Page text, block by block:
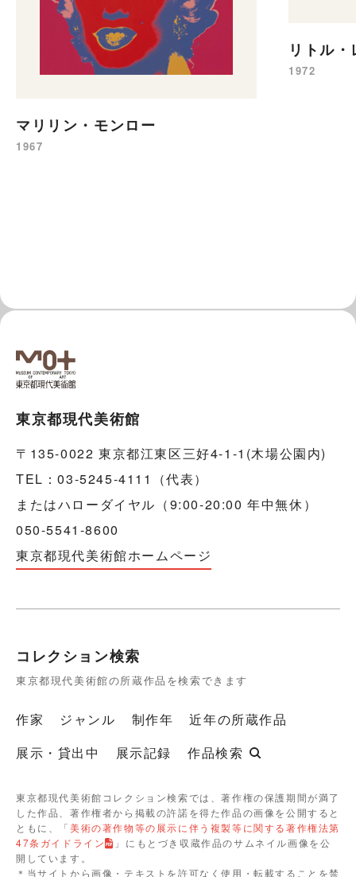
マリリン・モンロー
1967
リトル
1972
東京都現代美術館
〒135-0022 東京都江東区三好4-1-1(木場公園内)
TEL：03-5245-4111（代表）
またはハローダイヤル（9:00-20:00 年中無休）
050-5541-8600
東京都現代美術館ホームページ
コレクション検索
東京都現代美術館の所蔵作品を検索できます
作家 ジャンル 制作年
近年の所蔵作品
展示・貸出中
展示記録 作品検索
東京都現代美術館コレクション検索では、著作権の保護期間が満了
した作品、著作権者から掲載の許諾を得た作品の画像を公開すると
ともに、「美術の著作物等の展示に伴う複製等に関する著作権法第
47条ガイドライン
」にもとづき収蔵作品のサムネイル画像を公
開しています。
＊当サイトから画像・テキストを許可なく使用・転載することを禁